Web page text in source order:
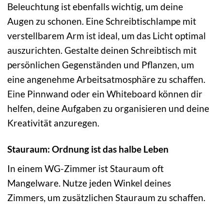
Beleuchtung ist ebenfalls wichtig, um deine
Augen zu schonen. Eine Schreibtischlampe mit
verstellbarem Arm ist ideal, um das Licht optimal
auszurichten. Gestalte deinen Schreibtisch mit
persönlichen Gegenständen und Pflanzen, um
eine angenehme Arbeitsatmosphäre zu schaffen.
Eine Pinnwand oder ein Whiteboard können dir
helfen, deine Aufgaben zu organisieren und deine
Kreativität anzuregen.
Stauraum: Ordnung ist das halbe Leben
In einem WG-Zimmer ist Stauraum oft
Mangelware. Nutze jeden Winkel deines
Zimmers, um zusätzlichen Stauraum zu schaffen.